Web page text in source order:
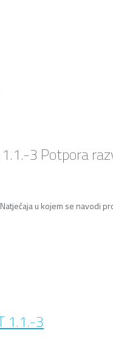
3 Potpora
u kojem se navodi
1.1.-3